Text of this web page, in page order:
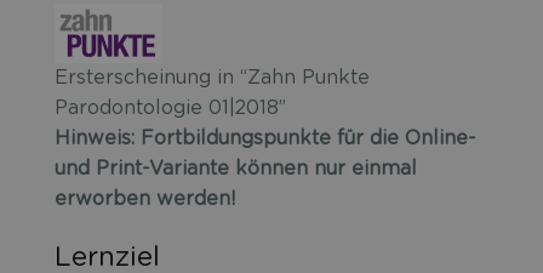
Ersterscheinung in “Zahn Punkte
Parodontologie 01|2018”
Hinweis: Fortbildungspunkte für die Online-
und Print-Variante können nur einmal
erworben werden!
Lernziel